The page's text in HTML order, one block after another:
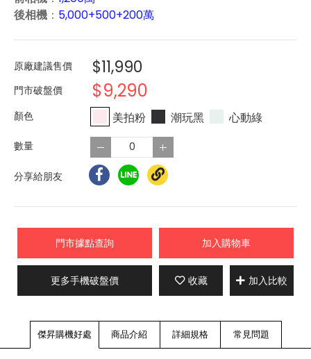
後相機 ： 5,000+500+200萬
原廠建議售價 $11,990
門市破盤價 $9,290
美拍粉 潮玩黑 心動綠
分享給朋友
門市據點查詢 加入購物車
更多手機破盤價 收藏 加入比較
傑昇購機好處 商品介紹 詳細規格 常見問題